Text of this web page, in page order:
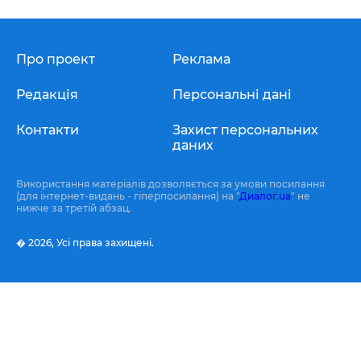
Про проект
Редакція
Контакти
Реклама
Персональні дані
Захист персональних
даних
Використання матеріалів дозволяється за умови посилання
(для інтернет-видань - гіперпосилання) на "Диалог.ua" не
нижче за третій абзац.
� 2026, Усі права захищені.